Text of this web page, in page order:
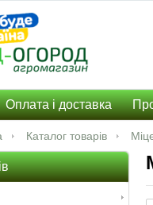
Оплата і доставка
Каталог товарів